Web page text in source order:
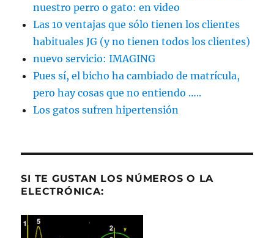
nuestro perro o gato: en video
Las 10 ventajas que sólo tienen los clientes
habituales JG (y no tienen todos los clientes)
nuevo servicio: IMAGING
Pues sí, el bicho ha cambiado de matrícula,
pero hay cosas que no entiendo …..
Los gatos sufren hipertensión
SI TE GUSTAN LOS NÚMEROS O LA
ELECTRÓNICA: